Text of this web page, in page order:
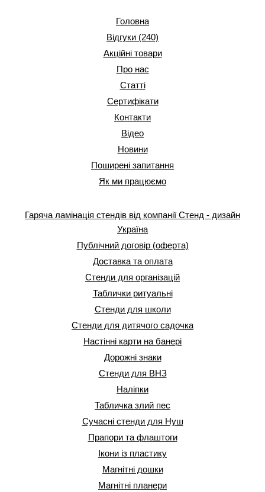
Головна
Відгуки (240)
Акційні товари
Про нас
Статті
Сертифікати
Контакти
Відео
Новини
Поширені запитання
Як ми працюємо
Гаряча ламінація стендів від компанії Стенд - дизайн
Україна
Публічний договір (оферта)
Доставка та оплата
Стенди для організацій
Таблички ритуальні
Стенди для школи
Стенди для дитячого садочка
Настінні карти на банері
Дорожні знаки
Стенди для ВНЗ
Наліпки
Табличка злий пес
Сучасні стенди для Нуш
Прапори та флаштоги
Ікони із пластику
Магнітні дошки
Магнітні планери